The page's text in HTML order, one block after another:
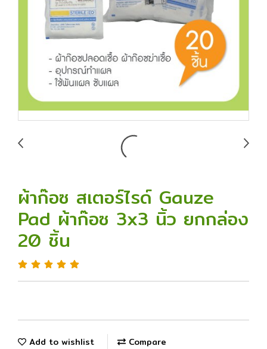
ผ้าก๊อซ สเตอร์ไรด์ Gauze
Pad ผ้าก๊อซ 3x3 นิ้ว ยกกล่อง
20 ชิ้น
Add to wishlist Compare